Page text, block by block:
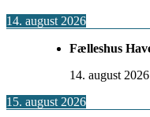
14. august 2026
Fælleshus
14. august 2026
15. august 2026